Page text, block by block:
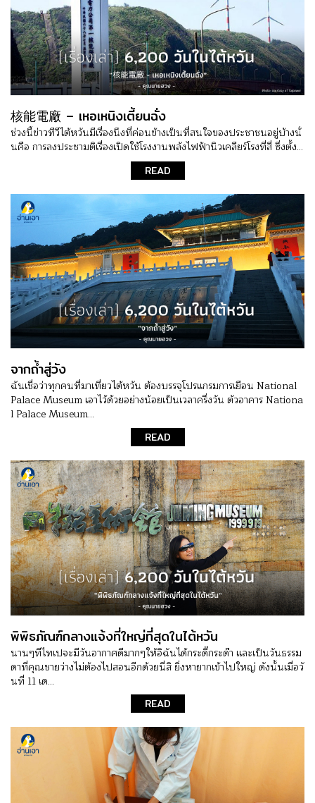
核能電廠 – เหอเหนิงเตี้ยนฉั่ง
ช่วงนี้ข่าวทีวีไต้หวันมีเรื่องนึงที่ค่อนข้างเป็นที่สนใจของประชาชนอยู่บ้างนั่
นคือ การลงประชามติเรื่องเปิดใช้โรงงานพลังไฟฟ้านิวเคลียร์โรงที่สี่ ซึ่งตั้ง...
READ
จากถ้ำสู่วัง
ฉันเชื่อว่าทุกคนที่มาเที่ยวไต้หวัน ต้องบรรจุโปรแกรมการเยือน National
Palace Museum เอาไว้ด้วยอย่างน้อยเป็นเวลาครึ่งวัน ตัวอาคาร Nationa
l Palace Museum...
READ
พิพิธภัณฑ์กลางแจ้งที่ใหญ่ที่สุดในไต้หวัน
นานๆทีไทเปจะมีวันอากาศดีมากๆให้อิฉันได้กระดี๊กระด๊า และเป็นวันธรรม
ดาที่คุณชายว่างไม่ต้องไปสอนอีกด้วยนี่สิ ยิ่งหายากเข้าไปใหญ่ ดังนั้นเมื่อวั
นที่ 11 เด...
READ